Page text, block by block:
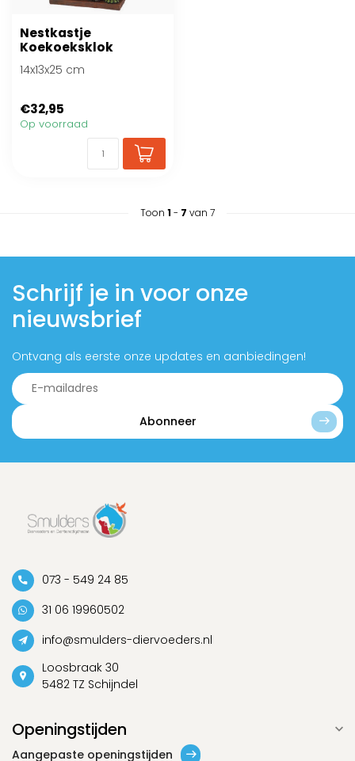
Nestkastje
Koekoeksklok
14x13x25 cm
€32,95
Op voorraad
Toon 1- 7 van 7
Schrijf je in voor onze
nieuwsbrief
Ontvang als eerste onze updates en aanbiedingen!
Abonneer
073 - 549 24 85
31 06 19960502
info@smulders-diervoeders.nl
Loosbraak 30
5482 TZ Schijndel
Openingstijden
Aangepaste openingstijden